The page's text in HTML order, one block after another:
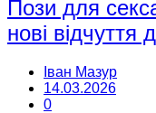
Пози для
нові відчуття
Іван Мазур
14.03.2026
0